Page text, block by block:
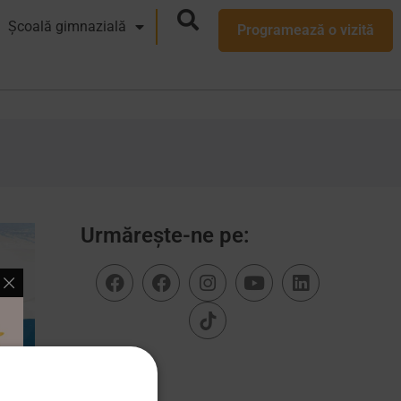
Școală gimnazială Programează o vizită
Urmărește-ne pe: